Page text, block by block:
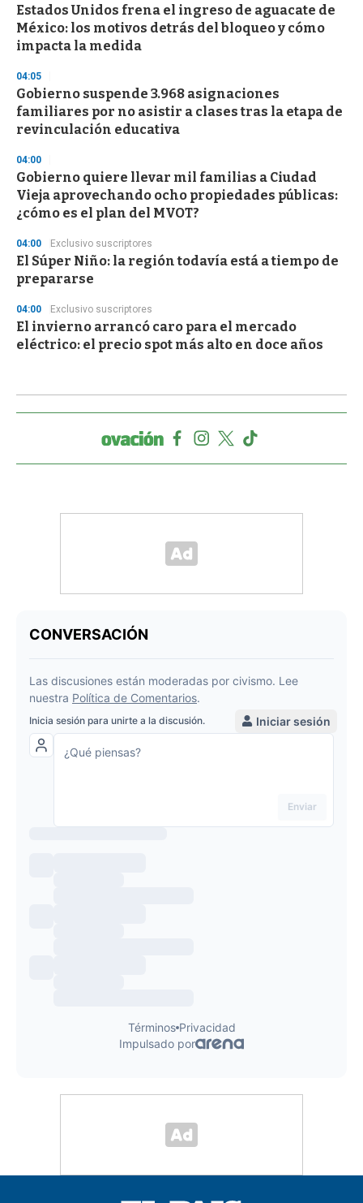
Estados Unidos frena el ingreso de aguacate de
México: los motivos detrás del bloqueo y cómo
impacta la medida
04:05
Gobierno suspende 3.968 asignaciones
familiares por no asistir a clases tras la etapa de
revinculación educativa
04:00
Gobierno quiere llevar mil familias a Ciudad
Vieja aprovechando ocho propiedades públicas:
¿cómo es el plan del MVOT?
04:00 Exclusivo suscriptores
El Súper Niño: la región todavía está a tiempo de
prepararse
04:00 Exclusivo suscriptores
El invierno arrancó caro para el mercado
eléctrico: el precio spot más alto en doce años